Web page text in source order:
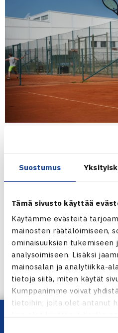
Suostumus
Tämä sivusto käyttää
Käytämme evästeitä
mainosten räätälöimiseen,
ominaisuuksien tukemiseen
analysoimiseen. Lisäksi
mainosalan ja analytiikka-
tietoja siitä, miten käytät
Kumppanimme voivat
tietoihin, joita olet antanut
Viime kesän pronssimitalistit
Ahti(Smash-Kotka) ja
Minetti(TaTS) ovat myös
mitaleitaan.
Massapelaamisessa korostuu
vahvalyöntiset pelaajat
tuloksia aikaan.
ovat muun muassaSaara
(TaTS),Heidi Sarkkinen(OVS)
Kaavion yksi
kansainvälisissä